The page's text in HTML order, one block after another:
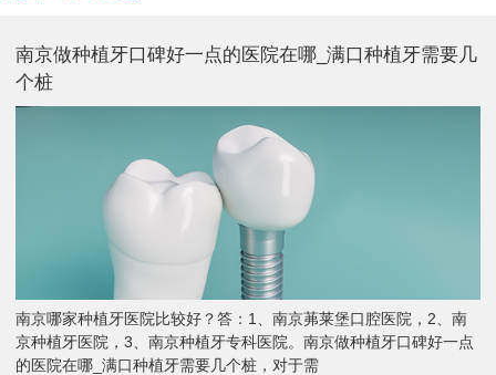
南京做种植牙口碑好一点的医院在哪_满口种植牙需要几
个桩
南京哪家种植牙医院比较好？答：1、南京茀莱堡口腔医院，2、南
京种植牙医院，3、南京种植牙专科医院。南京做种植牙口碑好一点
的医院在哪_满口种植牙需要几个桩，对于需